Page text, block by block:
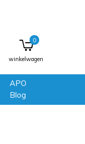
APO
Blog
winkelwagen
0